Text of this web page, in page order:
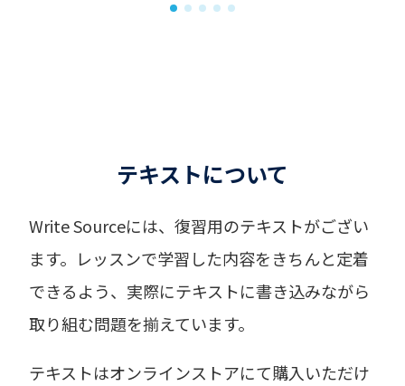
テキストについて
Write Sourceには、復習用のテキストがござい
ます。レッスンで学習した内容をきちんと定着
できるよう、実際にテキストに書き込みながら
取り組む問題を揃えています。
テキストはオンラインストアにて購入いただけ